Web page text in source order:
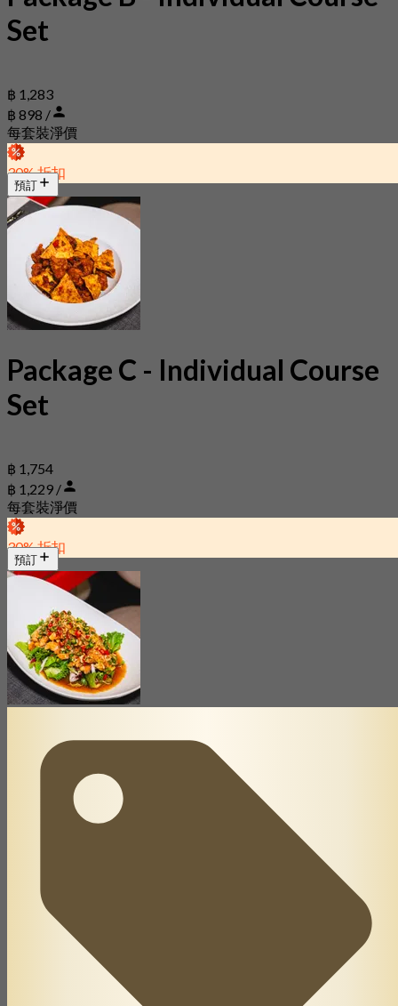
Set
฿ 1,283
฿ 898 /
每套裝淨價
30% 折扣
預訂
Package C - Individual Course
Set
฿ 1,754
฿ 1,229 /
每套裝淨價
30% 折扣
預訂